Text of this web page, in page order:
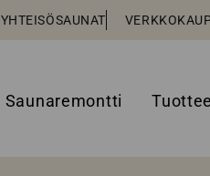
YHTEISÖSAUNAT
Saunaremontti